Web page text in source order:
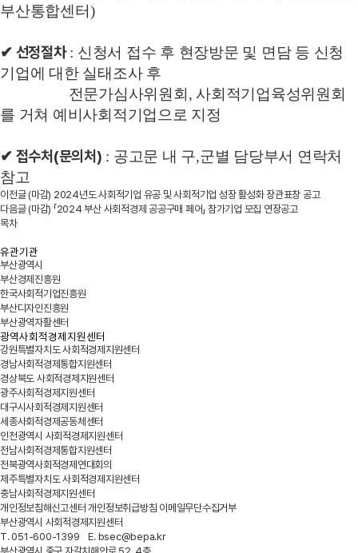
부산통합센터)
✔ 선정절차: 신청서 접수 후 현장방문 및 면담 등 신청
기업에 대한 실태조사 후
전문가심사위원회, 사회적기업육성위원회
를 거쳐 예비사회적기업으로 지정
✔ 접수처(문의처) : 공고문 내 구,군별 담당부서 연락처
참고
이전글 (마감) 2024년도 사회적기업 유공 및 사회적기업 성장 활성화 장관표창 공고
다음글 (마감) 「2024 부산 사회적경제 공공구매 페어」 참가기업 모집 연장공고
목차
유관기관
부산광역시
부산경제진흥원
한국사회적기업진흥원
부산디자인진흥원
부산광역자활센터
광역사회적경제지원센터
강원특별자치도 사회적경제지원센터
경남사회적경제통합지원센터
경상북도 사회적경제지원센터
광주사회적경제지원센터
대구시사회적경제지원센터
세종사회적경제공동체센터
인천광역시 사회적경제지원센터
전남사회적경제통합지원센터
전북광역사회적경제연대회의
제주특별자치도 사회적경제지원센터
충남사회적경제지원센터
개인정보침해신고센터 개인정보취급방침 이메일무단수집거부
부산광역시 사회적경제지원센터
T. 051-600-1399 E. bsec@bepa.kr